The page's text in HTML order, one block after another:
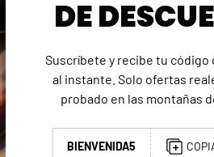
DE
Suscríbete y recibe tu código
al instante. Solo ofertas
probado en las montañas
BIENVENIDA5
DONDE ESTAMOS
Nos estamos en San Cristóbal
Laguna. Tenerife.